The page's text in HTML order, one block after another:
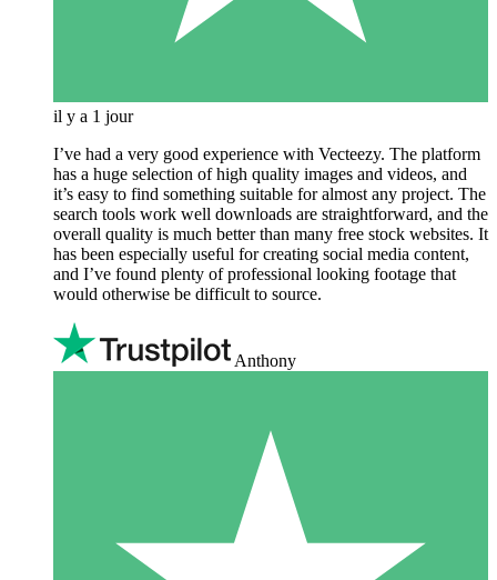
il y a 1 jour
I’ve had a very good experience with Vecteezy. The platform
has a huge selection of high quality images and videos, and
it’s easy to find something suitable for almost any project. The
search tools work well downloads are straightforward, and the
overall quality is much better than many free stock websites. It
has been especially useful for creating social media content,
and I’ve found plenty of professional looking footage that
would otherwise be difficult to source.
Anthony